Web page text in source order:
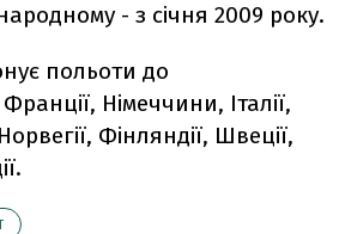
- з січня 2009 року.
польоти до
Німеччини, Італії,
Фінляндії, Швеції,